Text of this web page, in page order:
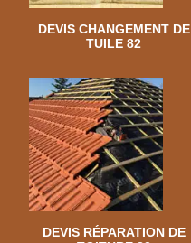
DEVIS CHANGEMENT DE
TUILE 82
DEVIS RÉPARATION DE